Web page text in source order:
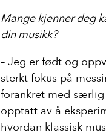
Om klassisk
arena:klassisk
Mange kjenner deg
din musikk?
– Jeg er født og
sterkt fokus på
forankret med særlig
opptatt av å
hvordan klassisk